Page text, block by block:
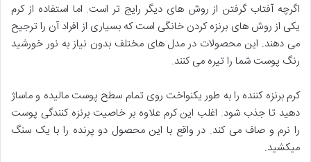
اگرچه آفتاب گرفتن از روش های دیگر رایج تر است. اما استفاده از کرم
یکی از روش های برنزه کردن خانگی است که بسیاری از افراد آن را ترجیح
می دهند. این محصولات در مدل های مختلف بدون نیاز به نور خورشید
رنگ پوست شما را تیره می کنند.
کرم برنزه کننده را به طور یکنواخت روی تمام سطح پوست مالیده و ماساژ
دهید تا جذب شود. اغلب این کرم علاوه بر خاصیت برنزه کنندگی پوست
را نرم و صاف می کند. در واقع با این محصول دو پرنده را با یک سنگ
میکشید.